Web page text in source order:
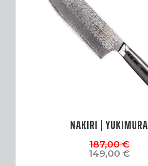
NAKIRI | YUKIMURA
187,00€
prezzo
originale
149,00 €
prezzo